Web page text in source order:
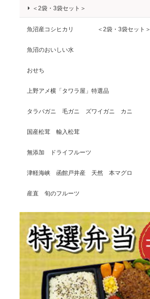
＜2袋・3袋セット＞
魚沼産コシヒカリ ＜2袋・3袋セット＞
魚沼のおいしい水
おせち
上野アメ横「タワラ屋」特選品
タラバガニ 毛ガニ ズワイガニ カニ
国産松茸 輸入松茸
無添加 ドライフルーツ
津軽海峡 函館戸井産 天然 本マグロ
産直 旬のフルーツ